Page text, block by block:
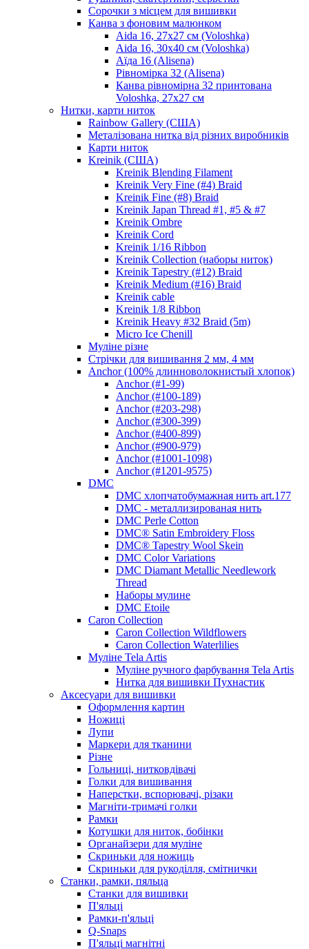
Сорочки з місцем для вишивки
Канва з фоновим малюнком
Aida 16, 27х27 см (Voloshka)
Aida 16, 30х40 см (Voloshka)
Аїда 16 (Alisena)
Рівномірка 32 (Alisena)
Канва рівномірна 32 принтована
Voloshka, 27х27 см
Нитки, карти ниток
Rainbow Gallery (США)
Металізована нитка від різних виробників
Карти ниток
Kreinik (США)
Kreinik Blending Filament
Kreinik Very Fine (#4) Braid
Kreinik Fine (#8) Braid
Kreinik Japan Thread #1, #5 & #7
Kreinik Ombre
Kreinik Cord
Kreinik 1/16 Ribbon
Kreinik Collection (наборы ниток)
Kreinik Tapestry (#12) Braid
Kreinik Medium (#16) Braid
Kreinik cable
Kreinik 1/8 Ribbon
Kreinik Heavy #32 Braid (5m)
Micro Ice Chenill
Муліне різне
Стрічки для вишивання 2 мм, 4 мм
Anchor (100% длинноволокнистый хлопок)
Anchor (#1-99)
Anchor (#100-189)
Anchor (#203-298)
Anchor (#300-399)
Anchor (#400-899)
Anchor (#900-979)
Anchor (#1001-1098)
Anchor (#1201-9575)
DMC
DMC хлопчатобумажная нить art.177
DMC - металлизированая нить
DMC Perle Cotton
DMC® Satin Embroidery Floss
DMC® Tapestry Wool Skein
DMC Color Variations
DMC Diamant Metallic Needlework
Thread
Наборы мулине
DMC Etoile
Caron Collection
Caron Collection Wildflowers
Caron Collection Waterlilies
Муліне Tela Artis
Муліне ручного фарбування Tela Artis
Нитка для вишивки Пухнастик
Аксесуари для вишивки
Оформлення картин
Ножиці
Лупи
Маркери для тканини
Різне
Гольниці, нитковдівачі
Голки для вишивання
Наперстки, вспорювачі, різаки
Магніти-тримачі голки
Рамки
Котушки для ниток, бобінки
Органайзери для муліне
Скриньки для ножиць
Скриньки для рукоділля, смітнички
Станки, рамки, пяльца
Станки для вишивки
П'яльці
Рамки-п'яльці
Q-Snaps
П'яльці магнітні